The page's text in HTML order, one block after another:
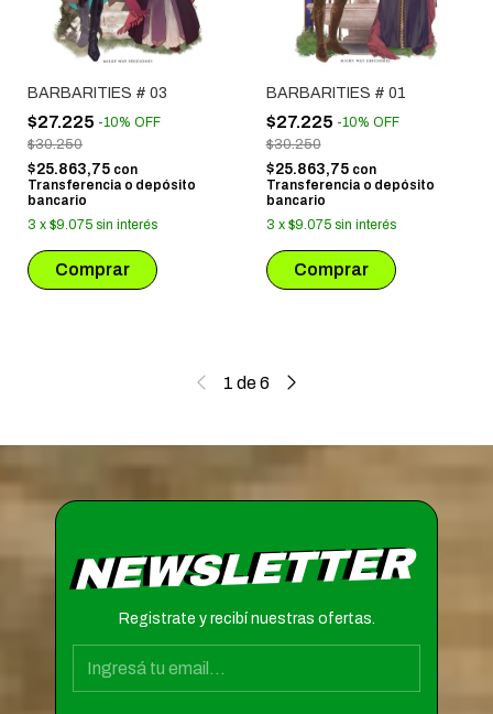
BARBARITIES # 03
$27.225 -10% OFF
$30.250
$25.863,75 con
Transferencia o depósito
bancario
3 x $9.075 sin interés
BARBARITIES # 01
$27.225 -10% OFF
$30.250
$25.863,75 con
Transferencia o depósito
bancario
3 x $9.075 sin interés
1 de6
NEWSLETTER
Registrate y recibí nuestras ofertas.